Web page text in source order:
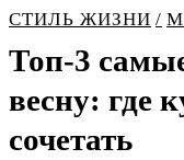
СТИЛЬ ЖИЗНИ
Топ-3
весну: где
сочетать